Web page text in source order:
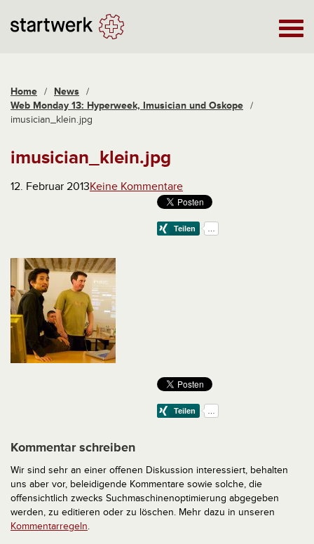
Home / News /
Web Monday 13: Hyperweek, Imusician und Oskope /
imusician_klein.jpg
imusician_klein.jpg
12. Februar 2013Keine Kommentare
Kommentar schreiben
Wir sind sehr an einer offenen Diskussion interessiert, behalten
uns aber vor, beleidigende Kommentare sowie solche, die
offensichtlich zwecks Suchmaschinenoptimierung abgegeben
werden, zu editieren oder zu löschen. Mehr dazu in unseren
Kommentarregeln.